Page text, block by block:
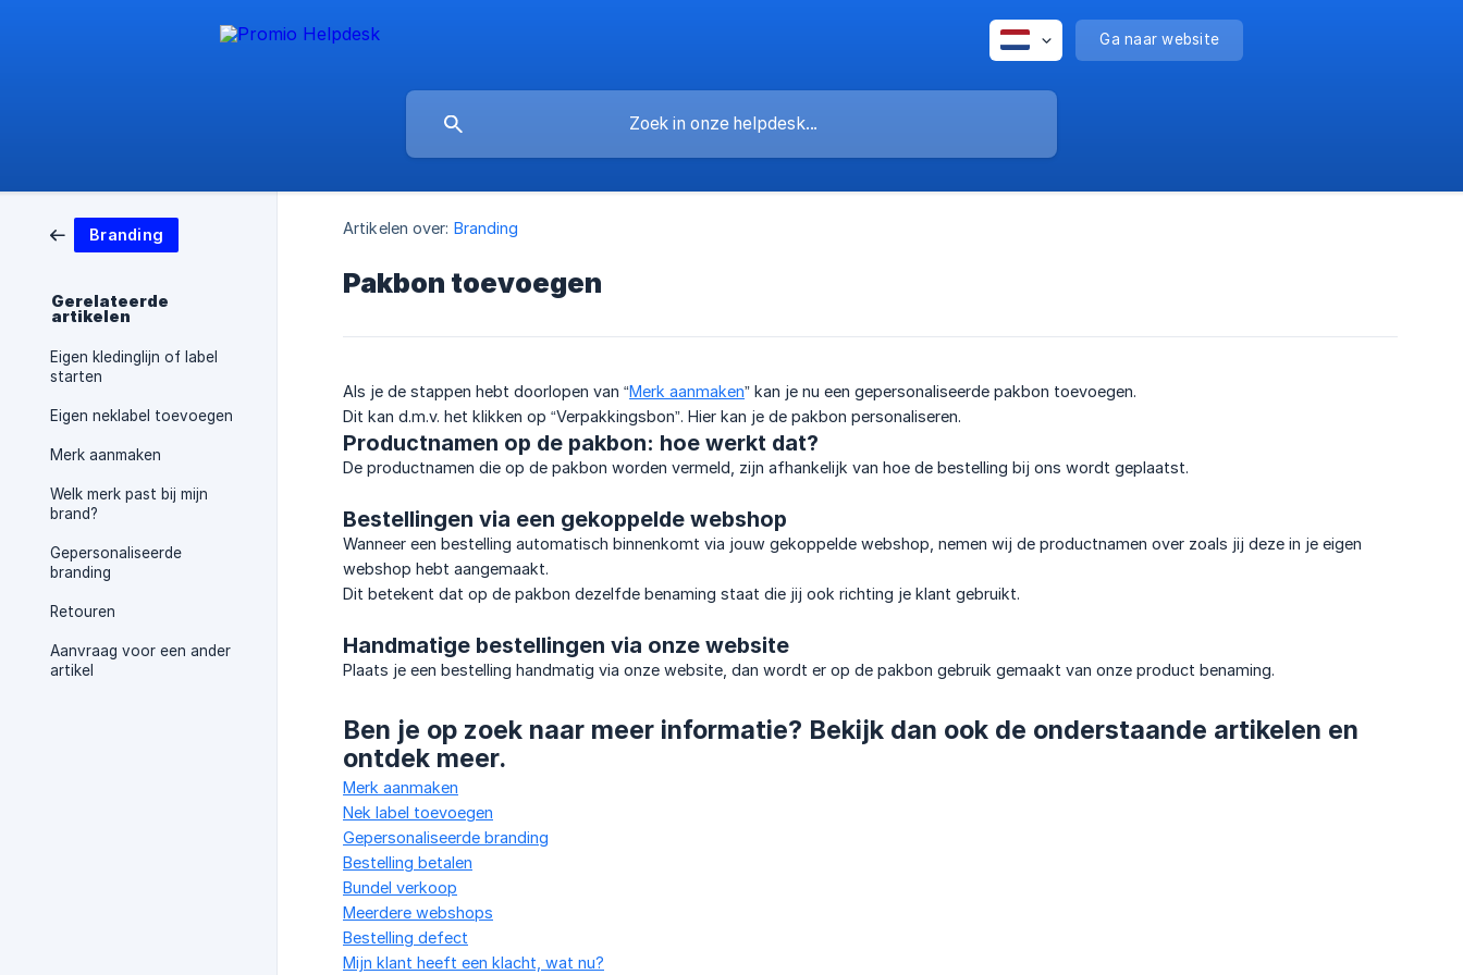
Ga naar website
Branding
Gerelateerde
artikelen
Eigen kledinglijn of label
starten
Eigen neklabel toevoegen
Merk aanmaken
Welk merk past bij mijn
brand?
Gepersonaliseerde
branding
Retouren
Aanvraag voor een ander
artikel
Artikelen over: Branding
Pakbon toevoegen
Als je de stappen hebt doorlopen van “Merk aanmaken” kan je nu een gepersonaliseerde pakbon toevoegen.
Dit kan d.m.v. het klikken op “Verpakkingsbon”. Hier kan je de pakbon personaliseren.
Productnamen op de pakbon: hoe werkt dat?
De productnamen die op de pakbon worden vermeld, zijn afhankelijk van hoe de bestelling bij ons wordt geplaatst.
Bestellingen via een gekoppelde webshop
Wanneer een bestelling automatisch binnenkomt via jouw gekoppelde webshop, nemen wij de productnamen over zoals jij deze in je eigen
webshop hebt aangemaakt.
Dit betekent dat op de pakbon dezelfde benaming staat die jij ook richting je klant gebruikt.
Handmatige bestellingen via onze website
Plaats je een bestelling handmatig via onze website, dan wordt er op de pakbon gebruik gemaakt van onze product benaming.
Ben je op zoek naar meer informatie? Bekijk dan ook de onderstaande artikelen en
ontdek meer.
Merk aanmaken
Nek label toevoegen
Gepersonaliseerde branding
Bestelling betalen
Bundel verkoop
Meerdere webshops
Bestelling defect
Mijn klant heeft een klacht, wat nu?